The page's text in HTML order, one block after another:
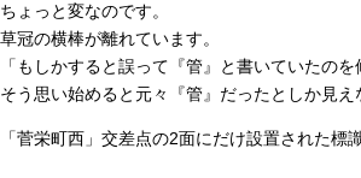
ちょっと変なのです。
草冠の横棒が離れています。
「もしかすると誤って『管』と書いていたのを
そう思い始めると元々『管』だったとしか見え
「菅栄町西」交差点の2面にだけ設置された標